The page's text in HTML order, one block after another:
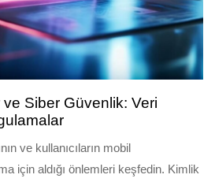
Siber Güvenlik: Veri
ve kullanıcıların mobil
için aldığı önlemleri keşfedin. Kimlik